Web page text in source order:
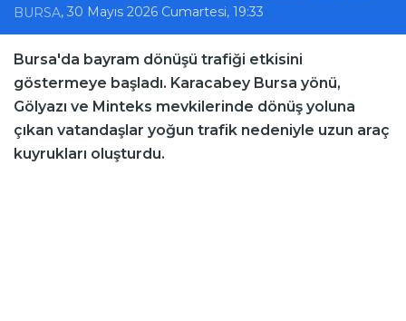
BURSA, 30 Mayıs 2026 Cumartesi, 19:33
Bursa'da bayram dönüşü trafiği etkisini
göstermeye başladı. Karacabey Bursa yönü,
Gölyazı ve Minteks mevkilerinde dönüş yoluna
çıkan vatandaşlar yoğun trafik nedeniyle uzun araç
kuyrukları oluşturdu.